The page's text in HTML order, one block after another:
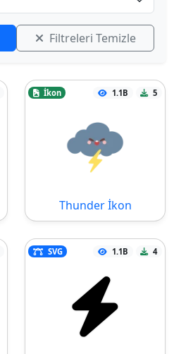
Filtreleri Temizle
İkon 1.1B 5
Thunder İkon
SVG 1.1B 4